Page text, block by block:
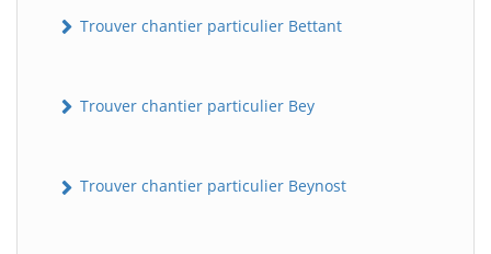
Trouver chantier particulier Bettant
Trouver chantier particulier Bey
Trouver chantier particulier Beynost